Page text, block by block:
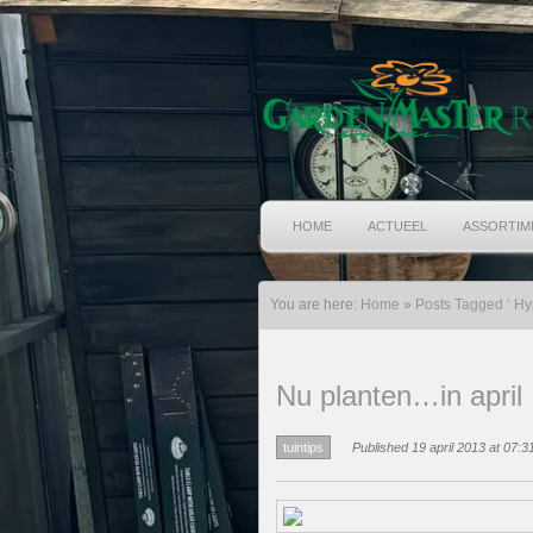
HOME ACTUEEL
You are here: Home » Posts Tagged ‘
Nu planten…in april
tuintips Published 19 april 2013 at 07:31